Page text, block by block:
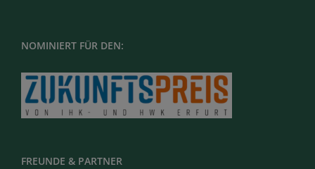
NOMINIERT FÜR DEN:
FREUNDE & PARTNER